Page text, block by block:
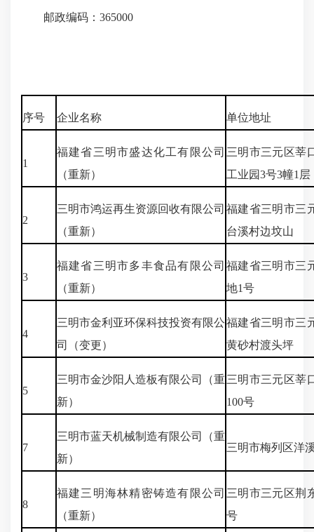
邮政编码：365000
序号 企业名称 单位地址
1
福建省三明市盛达化工有限公司
（重新）
三明市三元区莘
工业园3号3幢1层
2
三明市鸿运再生资源回收有限公司
（重新）
福建省三明市三
台溪村边坟山
3
福建省三明市多丰食品有限公司
（重新）
福建省三明市三
地1号
4
三明市金利亚环保科技投资有限公
司（变更）
福建省三明市三
黄砂村渡头坪
5
三明市金沙阳人造板有限公司（重
新）
三明市三元区莘
100号
7
三明市蓝天机械制造有限公司（重
新）
三明市梅列区洋
8
福建三明海林精密铸造有限公司
（重新）
三明市三元区荆
号